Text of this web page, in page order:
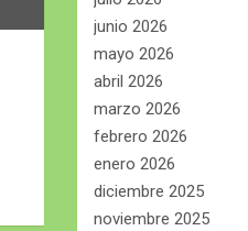
junio 2026
mayo 2026
abril 2026
marzo 2026
febrero 2026
enero 2026
diciembre 2025
noviembre 2025